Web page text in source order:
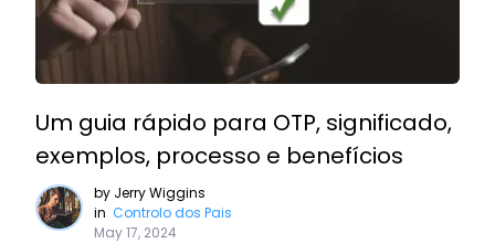
Um guia rápido para OTP, significado,
exemplos, processo e benefícios
by Jerry Wiggins
in Controlo dos Pais
May 17, 2024